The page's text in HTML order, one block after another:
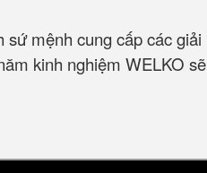
mệnh cung cấp các giải
kinh nghiệm WELKO sẽ